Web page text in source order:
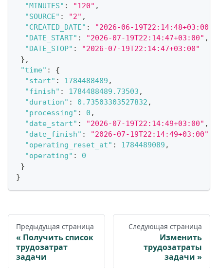
"MINUTES" : "120" ,
"SOURCE" : "2" ,
"CREATED_DATE" : "2026-06-19T22:14:48+03:00"
"DATE_START" : "2026-07-19T22:14:47+03:00" ,
"DATE_STOP" :
"2026-07-19T22:14:47+03:00"
} ,
"time" :
{
"start" : 1784488489 ,
"finish" : 1784488489.73503 ,
"duration" : 0.73503303527832 ,
"processing" : 0 ,
"date_start" : "2026-07-19T22:14:49+03:00" ,
"date_finish" : "2026-07-19T22:14:49+03:00"
"operating_reset_at" : 1784489089 ,
"operating" :
0
}
}
Предыдущая страница
Получить список
трудозатрат
задачи
Следующая страница
Изменить
трудозатраты
задачи